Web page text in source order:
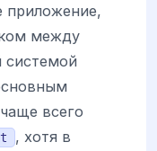
приложение,
между
системой
всего
, хотя в